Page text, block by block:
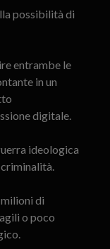
possibilità di
entrambe le
in un
digitale.
ideologica
di
o poco